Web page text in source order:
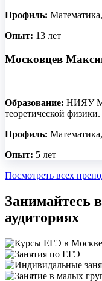
Профиль:
Опыт: 13 лет
Московцев
Образование: НИЯУ
теоретической физики.
Профиль:
Опыт: 5 лет
Посмотреть всех
Занимайтесь
аудиториях